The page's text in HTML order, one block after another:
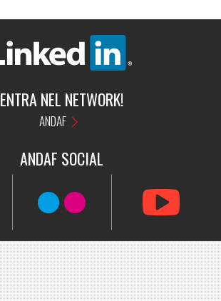
ENTRA NEL NETWORK!
ANDAF
ANDAF SOCIAL